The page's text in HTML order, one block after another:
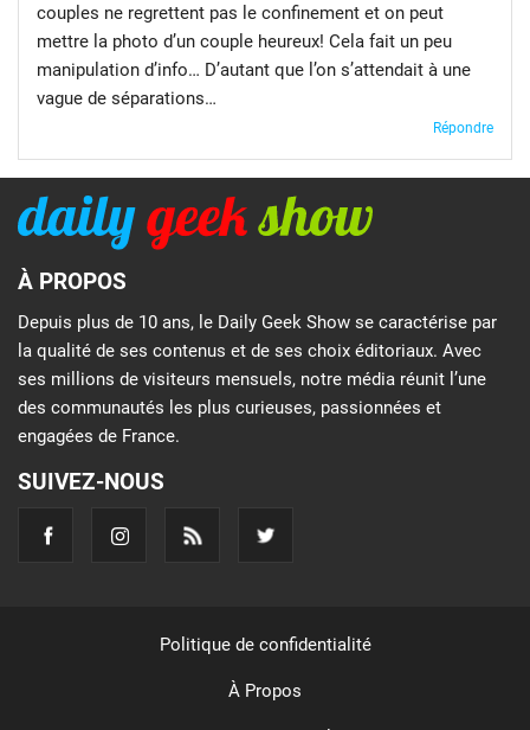
couples ne regrettent pas le confinement et on peut
mettre la photo d’un couple heureux! Cela fait un peu
manipulation d’info… D’autant que l’on s’attendait à une
vague de séparations…
Répondre
À PROPOS
Depuis plus de 10 ans, le Daily Geek Show se caractérise par
la qualité de ses contenus et de ses choix éditoriaux. Avec
ses millions de visiteurs mensuels, notre média réunit l’une
des communautés les plus curieuses, passionnées et
engagées de France.
SUIVEZ-NOUS
Politique de confidentialité
À Propos